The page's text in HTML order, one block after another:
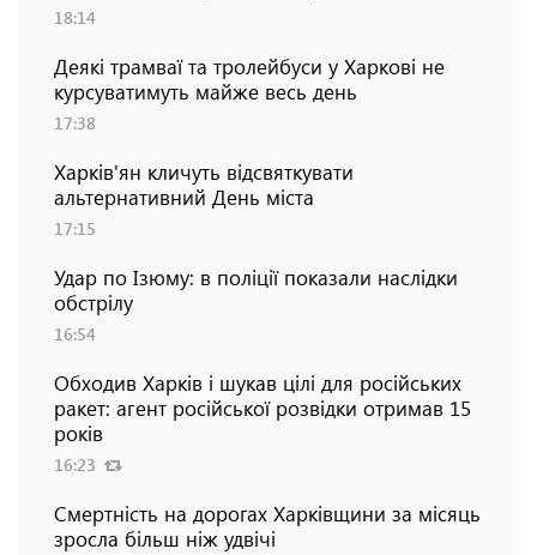
18:14
Деякі трамваї та тролейбуси у Харкові не
курсуватимуть майже весь день
17:38
Харків'ян кличуть відсвяткувати
альтернативний День міста
17:15
Удар по Ізюму: в поліції показали наслідки
обстрілу
16:54
Обходив Харків і шукав цілі для російських
ракет: агент російської розвідки отримав 15
років
16:23
Смертність на дорогах Харківщини за місяць
зросла більш ніж удвічі